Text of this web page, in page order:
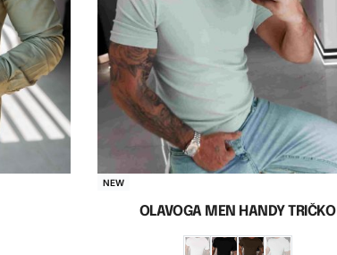
NEW
OLAVOGA MEN HANDY TRIČKO